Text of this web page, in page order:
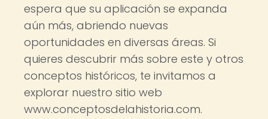
espera que su aplicación se expanda
aún más, abriendo nuevas
oportunidades en diversas áreas. Si
quieres descubrir más sobre este y otros
conceptos históricos, te invitamos a
explorar nuestro sitio web
www.conceptosdelahistoria.com.